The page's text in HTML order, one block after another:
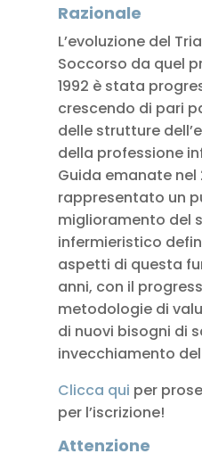
Razionale
L’evoluzione del
Soccorso da quel
1992 è stata
crescendo di pari
delle strutture
della professione
Guida emanate nel
rappresentato un
miglioramento del
infermieristico
aspetti di questa
anni, con il
metodologie di
di nuovi bisogni di
invecchiamento
Clicca qui per
per l’iscrizione!
Attenzione